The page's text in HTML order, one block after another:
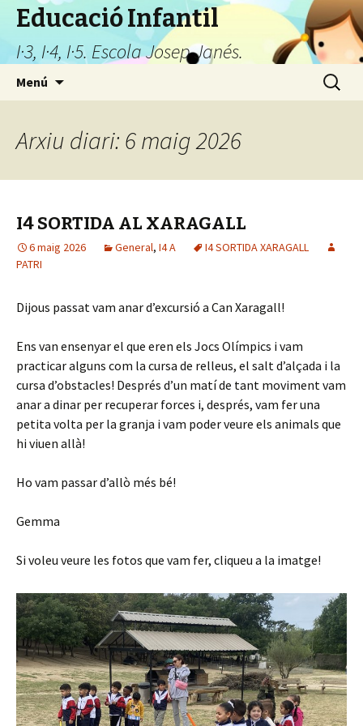
Educació Infantil
I·3, I·4, I·5. Escola Josep Janés.
Menú Cerca:
Arxiu diari: 6 maig 2026
I4 SORTIDA AL XARAGALL
6 maig 2026 General, I4 A
I4 SORTIDA XARAGALL
PATRI
Dijous passat vam anar d’excursió a Can Xaragall!
Ens van ensenyar el que eren els Jocs Olímpics i vam
practicar alguns com la cursa de relleus, el salt d’alçada i la
cursa d’obstacles! Després d’un matí de tant moviment vam
anar a dinar per recuperar forces i, després, vam fer una
petita volta per la granja i vam poder veure els animals que
hi viuen allà!
Ho vam passar d’allò més bé!
Gemma
Si voleu veure les fotos que vam fer, cliqueu a la imatge!